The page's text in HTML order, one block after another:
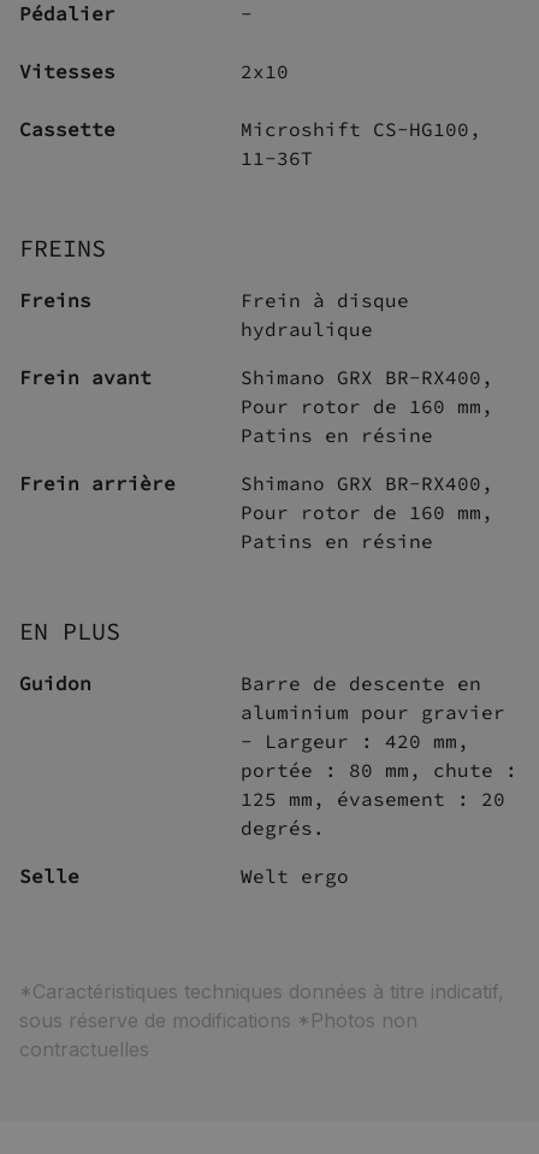
Pédalier -
Vitesses 2x10
Cassette
Microshift CS-HG100,
11-36T
FREINS
Freins
Frein à disque
hydraulique
Frein avant
Shimano GRX BR-RX400,
Pour rotor de 160 mm,
Patins en résine
Frein arrière
Shimano GRX BR-RX400,
Pour rotor de 160 mm,
Patins en résine
EN PLUS
Guidon
Barre de descente en
aluminium pour gravier
- Largeur : 420 mm,
portée : 80 mm, chute :
125 mm, évasement : 20
degrés.
Selle
Welt ergo
*Caractéristiques techniques données à titre indicatif,
sous réserve de modifications *Photos non
contractuelles